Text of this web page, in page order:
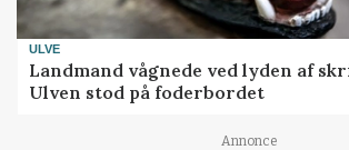
ULVE
Landmand vågnede ved lyden af
Ulven stod på foderbordet
Annonce